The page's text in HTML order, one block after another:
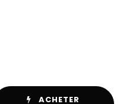
ACHETER